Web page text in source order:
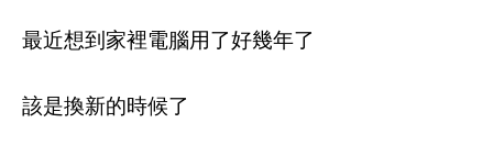
最近想到家裡電腦用了好幾年了
該是換新的時候了